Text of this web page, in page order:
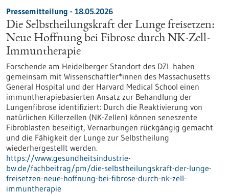
Pressemitteilung - 18.05.2026
Die Selbstheilungskraft der Lunge freisetzen:
Neue Hoffnung bei Fibrose durch NK-Zell-
Immuntherapie
Forschende am Heidelberger Standort des DZL haben
gemeinsam mit Wissenschaftler*innen des Massachusetts
General Hospital und der Harvard Medical School einen
immuntherapiebasierten Ansatz zur Behandlung der
Lungenfibrose identifiziert: Durch die Reaktivierung von
natürlichen Killerzellen (NK-Zellen) können seneszente
Fibroblasten beseitigt, Vernarbungen rückgängig gemacht
und die Fähigkeit der Lunge zur Selbstheilung
wiederhergestellt werden.
https://www.gesundheitsindustrie-
bw.de/fachbeitrag/pm/die-selbstheilungskraft-der-lunge-
freisetzen-neue-hoffnung-bei-fibrose-durch-nk-zell-
immuntherapie